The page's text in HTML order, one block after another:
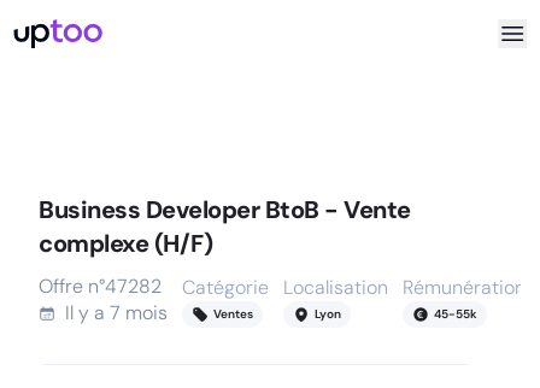
Business Developer BtoB - Vente
complexe (H/F)
Offre n°47282
Il y a 7 mois
Catégorie
Ventes
Localisation
Lyon
Rémunération
45-55k